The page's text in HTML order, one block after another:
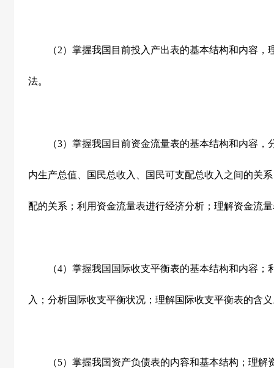
（2）掌握我国目前投入产出表的基本结构和内容，
法。
（3）掌握我国目前资金流量表的基本结构和内容，
内生产总值、国民总收入、国民可支配总收入之间的关
配的关系；利用资金流量表进行经济分析；理解资金流
（4）掌握我国国际收支平衡表的基本结构和内容；
入；分析国际收支平衡状况；理解国际收支平衡表的含
（5）掌握我国资产负债表的内容和基本结构；理解